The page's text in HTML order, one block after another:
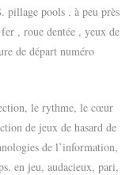
pillage pools . à peu près
, roue dentée , yeux de
de départ numéro
le rythme, le cœur
de jeux de hasard de
de l’information,
en jeu, audacieux, pari,